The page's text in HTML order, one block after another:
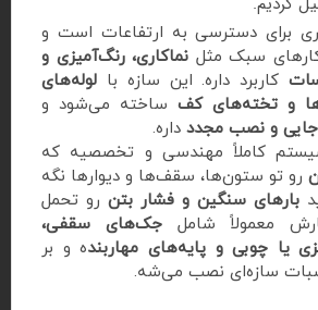
برای دسترسی به ارتفاعات است و
سبک مثل نماکاری، رنگ‌آمیزی و
کاربرد داره. این سازه با لوله‌های
و تخته‌های کف ساخته می‌شود و
و نصب مجدد داره.
کاملاً مهندسی و تخصصیه که
رو تو ستون‌ها، سقف‌ها و دیوارها نگه
بارهای سنگین و فشار بتن رو تحمل
معمولاً شاملجک‌های سقفی،
یا چوبی و پایه‌های مهاربنده و بر
سازه‌ای نصب می‌شه.